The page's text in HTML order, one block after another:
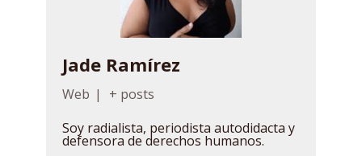
Jade Ramírez
Web |
+ posts
Soy radialista, periodista autodidacta y
defensora de derechos humanos.